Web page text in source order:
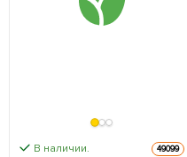
В наличии. 49099